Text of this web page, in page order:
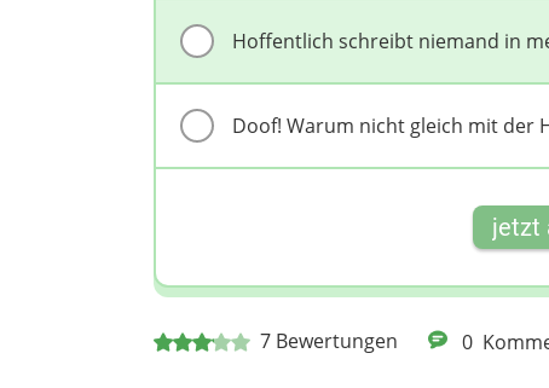
Hoffentlich schreibt niemand in
Doof! Warum nicht gleich mit der
jetzt
7 Bewertungen 0